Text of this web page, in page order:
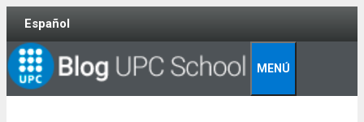
Skip
content
Español
MENÚ